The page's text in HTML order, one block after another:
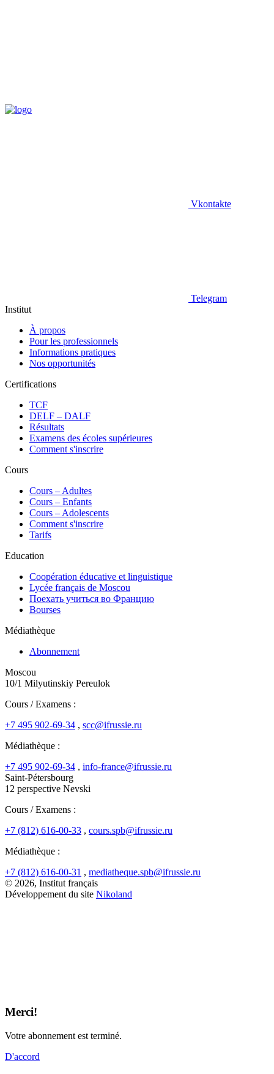
Vkontakte
Telegram
Institut
À propos
Pour les professionnels
Informations pratiques
Nos opportunités
Certifications
TCF
DELF – DALF
Résultats
Examens des écoles supérieures
Comment s'inscrire
Cours
Сours – Adultes
Cours – Enfants
Cours – Adolescents
Comment s'inscrire
Tarifs
Education
Coopération éducative et linguistique
Lycée français de Moscou
Поехать учиться во Францию
Bourses
Médiathèque
Abonnement
Moscou
10/1 Milyutinskiy Pereulok
Cours / Examens :
+7 495 902-69-34 , scc@ifrussie.ru
Médiathèque :
+7 495 902-69-34 , info-france@ifrussie.ru
Saint-Pétersbourg
12 perspective Nevski
Cours / Examens :
+7 (812) 616-00-33 , cours.spb@ifrussie.ru
Médiathèque :
+7 (812) 616-00-31 , mediatheque.spb@ifrussie.ru
© 2026, Institut français
Développement du site Nikoland
Merci!
Votre abonnement est terminé.
D'accord